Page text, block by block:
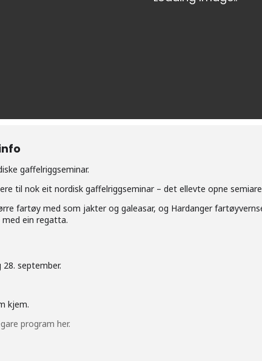
gaffelriggseminar.
til nok eit nordisk gaffelriggseminar – det ellevte opne
fartøy med som jakter og galeasar, og Hardanger
ein regatta.
28. september.
kjem.
program her.